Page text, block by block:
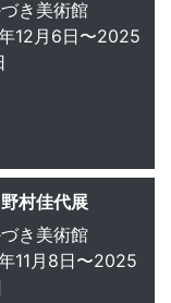
き美術館
12月6日〜2025
村佳代展
き美術館
11月8日〜2025